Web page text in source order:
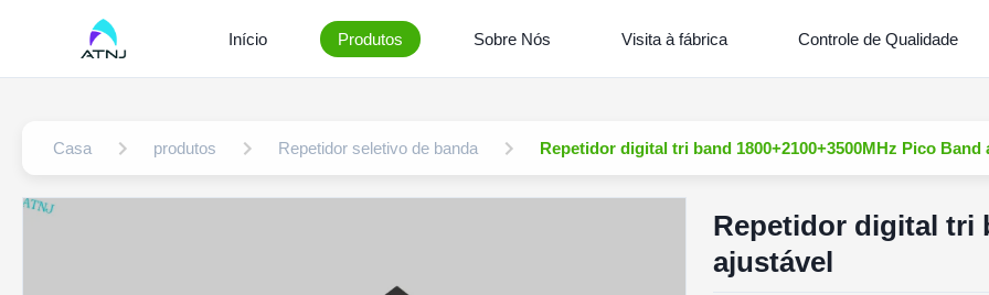
Início Produtos Sobre Nós Visita à fábrica Controle de Qualidade
Casa produtos Repetidor seletivo de banda Repetidor digital tri band 1800+2100+3500MHz Pico Band
Repetidor digital tri
ajustável